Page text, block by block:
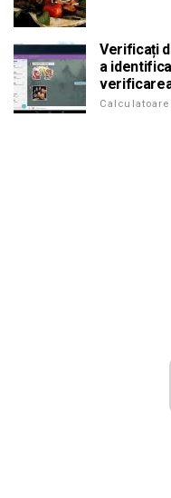
Verificați
a
Calculatoare